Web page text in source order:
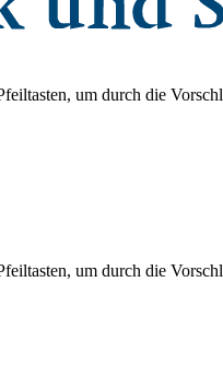
um durch die
um durch die